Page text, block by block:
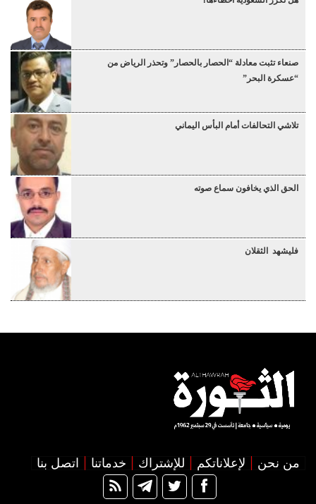
صنعاء تثبت معادلة “الحصار بالحصار” وتحذر الرياض من
“عسكرة البحر”
تلاشي التحالفات أمام البأس اليماني
الحق الذي يخافون سماع صوته
فليشهد الثقلان
من نحن لإعلاناتكم للإشتراك خدماتنا اتصل بنا